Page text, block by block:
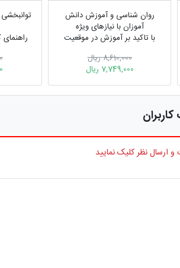
روان شناسی و آموزش دانش
آموزان با نیازهای ویژه
با تاکید بر آموزش در موقعیت
8,610,000 ریال
7,749,000 ریال
راهنمای
نظر کلیک نمایید